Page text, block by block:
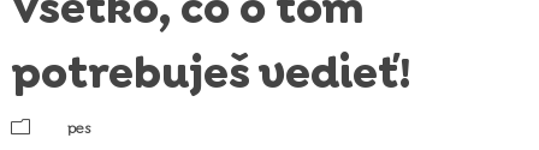
potrebuješ vedieť!
m
pes